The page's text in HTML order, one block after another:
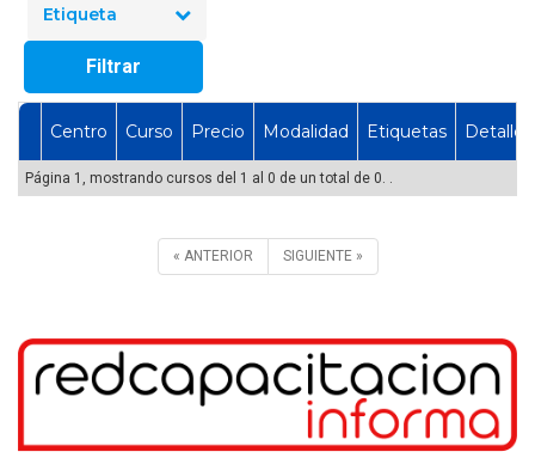
Etiqueta
Filtrar
Centro Curso Precio Modalidad Etiquetas Detalles
Página 1, mostrando cursos del 1 al 0 de un total de 0. .
« ANTERIOR SIGUIENTE »